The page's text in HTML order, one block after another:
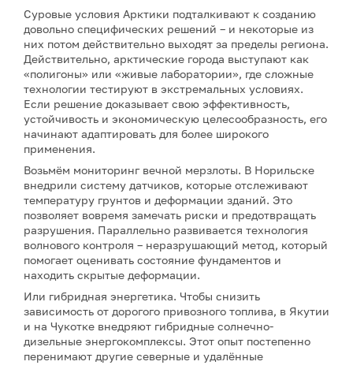
Суровые условия Арктики подталкивают к созданию
довольно специфических решений – и некоторые из
них потом действительно выходят за пределы региона.
Действительно, арктические города выступают как
«полигоны» или «живые лаборатории», где сложные
технологии тестируют в экстремальных условиях.
Если решение доказывает свою эффективность,
устойчивость и экономическую целесообразность, его
начинают адаптировать для более широкого
применения.
Возьмём мониторинг вечной мерзлоты. В Норильске
внедрили систему датчиков, которые отслеживают
температуру грунтов и деформации зданий. Это
позволяет вовремя замечать риски и предотвращать
разрушения. Параллельно развивается технология
волнового контроля – неразрушающий метод, который
помогает оценивать состояние фундаментов и
находить скрытые деформации.
Или гибридная энергетика. Чтобы снизить
зависимость от дорогого привозного топлива, в Якутии
и на Чукотке внедряют гибридные солнечно-
дизельные энергокомплексы. Этот опыт постепенно
перенимают другие северные и удалённые